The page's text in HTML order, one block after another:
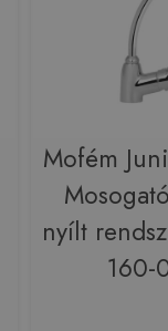
Mofém
nyílt
160-